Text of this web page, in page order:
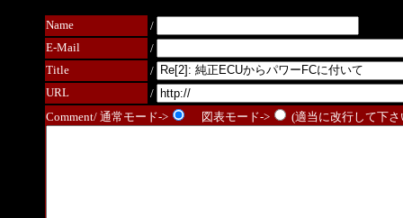
Name
/
E-Mail
/
Title
/
URL
/
Comment/ 通常モード->
図表モード-> (適当に改行して下